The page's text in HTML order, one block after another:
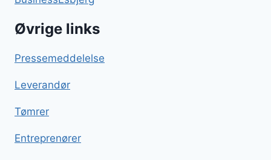
Øvrige links
Pressemeddelelse
Leverandør
Tømrer
Entreprenører